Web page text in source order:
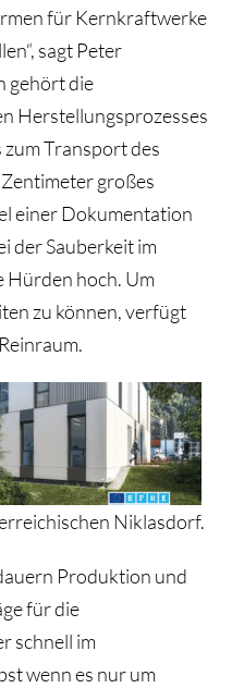
für Kernkraftwerke
sagt Peter
gehört die
Herstellungsprozesses
Transport des
großes
einer Dokumentation
der Sauberkeit im
Hürden hoch. Um
zu können, verfügt
Niklasdorf.
Produktion und
für die
schnell im
wenn es nur um